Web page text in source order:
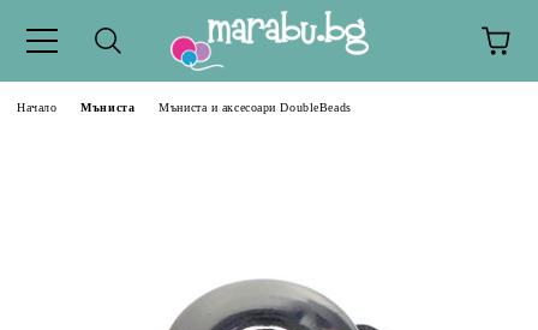
Начало Мъниста Мъниста и аксесоари DoubleBeads